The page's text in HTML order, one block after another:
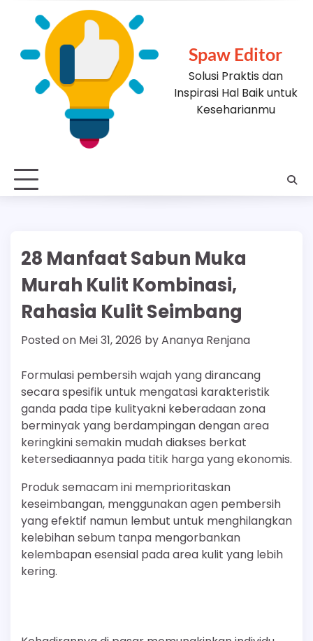
Spaw Editor
Solusi Praktis dan
Inspirasi Hal Baik untuk
Keseharianmu
28 Manfaat Sabun Muka
Murah Kulit Kombinasi,
Rahasia Kulit Seimbang
Posted on Mei 31, 2026 byAnanya Renjana
Formulasi pembersih wajah yang dirancang
secara spesifik untuk mengatasi karakteristik
ganda pada tipe kulityakni keberadaan zona
berminyak yang berdampingan dengan area
keringkini semakin mudah diakses berkat
ketersediaannya pada titik harga yang ekonomis.
Produk semacam ini memprioritaskan
keseimbangan, menggunakan agen pembersih
yang efektif namun lembut untuk menghilangkan
kelebihan sebum tanpa mengorbankan
kelembapan esensial pada area kulit yang lebih
kering.